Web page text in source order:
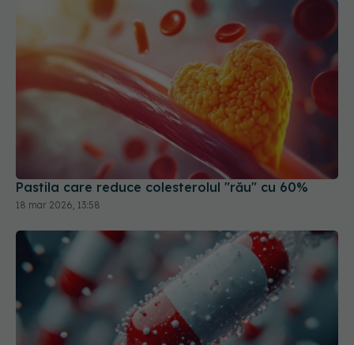
Pastila care reduce colesterolul "rău" cu 60%
18 mar 2026, 13:58